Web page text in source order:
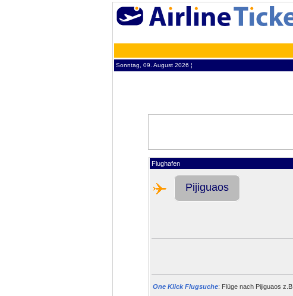
Sonntag, 09. August 2026 ¦
Flughafen
Pijiguaos
One Klick Flugsuche: Flüge nach Pijiguaos